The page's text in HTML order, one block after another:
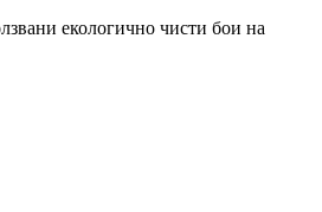
екологично чисти бои на